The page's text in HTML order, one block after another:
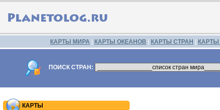
КАРТЫ МИРА КАРТЫ ОКЕАНОВ КАРТЫ СТРАН
ПОИСК СТРАН:
КАРТЫ